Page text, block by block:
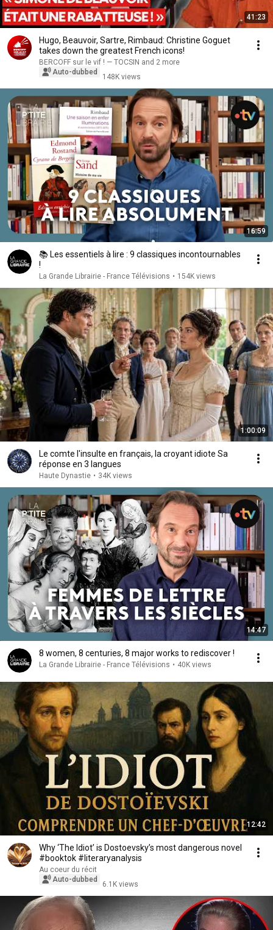
41:23
Hugo, Beauvoir, Sartre, Rimbaud: Christine Goguet
takes down the greatest French icons!
BERCOFF sur le vif ! — TOCSIN and 2 more
Auto-dubbed
148K views
16:59
📚 Les essentiels à lire : 9 classiques incontournables
!
La Grande Librairie - France Télévisions • 154K views
1:00:09
Le comte l'insulte en français, la croyant idiote Sa
réponse en 3 langues
Haute Dynastie • 34K views
14:47
8 women, 8 centuries, 8 major works to rediscover !
La Grande Librairie - France Télévisions • 40K views
12:42
Why ‘The Idiot’ is Dostoevsky’s most dangerous novel
#booktok #literaryanalysis
Au coeur du récit
Auto-dubbed
6.1K views